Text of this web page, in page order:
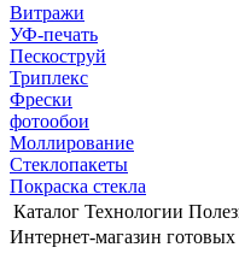
Витражи
УФ-печать
Пескоструй
Триплекс
Фрески
фотообои
Моллирование
Стеклопакеты
Покраска стекла
Каталог Технологии
Интернет-магазин готовых